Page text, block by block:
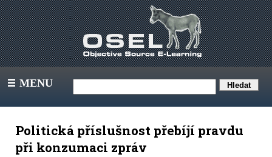
III MENU
Politická příslušnost přebíjí pravdu
při konzumaci zpráv